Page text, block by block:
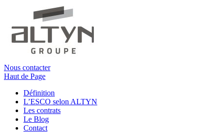
Nous contacter
Haut de Page
Définition
L’ESCO selon ALTYN
Les contrats
Le Blog
Contact